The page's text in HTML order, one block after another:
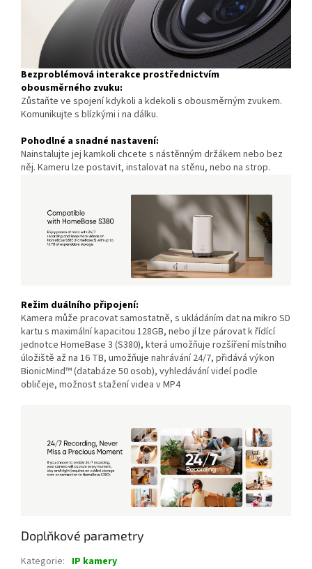
Bezproblémová interakce prostřednictvím
obousměrného zvuku:
Zůstaňte ve spojení kdykoli a kdekoli s obousměrným zvukem.
Komunikujte s blízkými i na dálku.
Pohodlné a snadné nastavení:
Nainstalujte jej kamkoli chcete s nástěnným držákem nebo bez
něj. Kameru lze postavit, instalovat na stěnu, nebo na strop.
Režim duálního připojení:
Kamera může pracovat samostatně, s ukládáním dat na mikro SD
kartu s maximální kapacitou 128GB, nebo jí lze párovat k řídící
jednotce HomeBase 3 (S380), která umožňuje rozšíření místního
úložiště až na 16 TB, umožňuje nahrávání 24/7, přidává výkon
BionicMind™ (databáze 50 osob), vyhledávání videí podle
obličeje, možnost stažení videa v MP4
Doplňkové parametry
Kategorie: IP kamery